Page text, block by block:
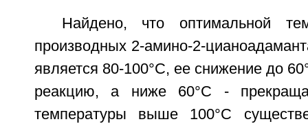
Найдено, что оптимальной
производных 2-амино-2-
является 80-100°С, ее снижение до
реакцию, а ниже 60°С -
температуры выше 100°С